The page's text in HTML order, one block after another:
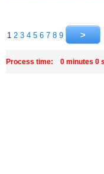
1 2 3 4 5 6 7 8 9
Process time: 0 minutes 0